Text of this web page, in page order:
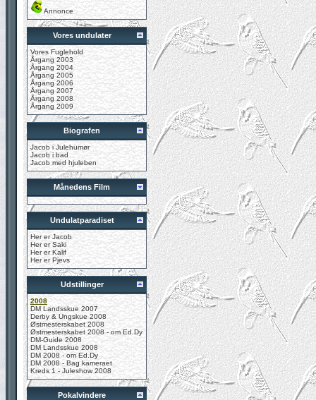
Annonce
Vores undulater
Vores Fuglehold
Årgang 2003
Årgang 2004
Årgang 2005
Årgang 2006
Årgang 2007
Årgang 2008
Årgang 2009
Biografen
Jacob i Julehumør
Jacob i bad
Jacob med hjuleben
Månedens Film
Undulatparadiset
Her er Jacob
Her er Saki
Her er Kalif
Her er Pjevs
Udstillinger
2008
DM Landsskue 2007
Derby & Ungskue 2008
Østmesterskabet 2008
Østmesterskabet 2008 - om Ed.Dy
DM-Guide 2008
DM Landsskue 2008
DM 2008 - om Ed.Dy
DM 2008 - Bag kameraet
Kreds 1 - Juleshow 2008
Pokalvindere